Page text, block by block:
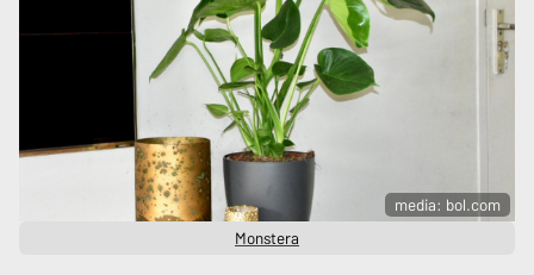
media: bol.com
Monstera